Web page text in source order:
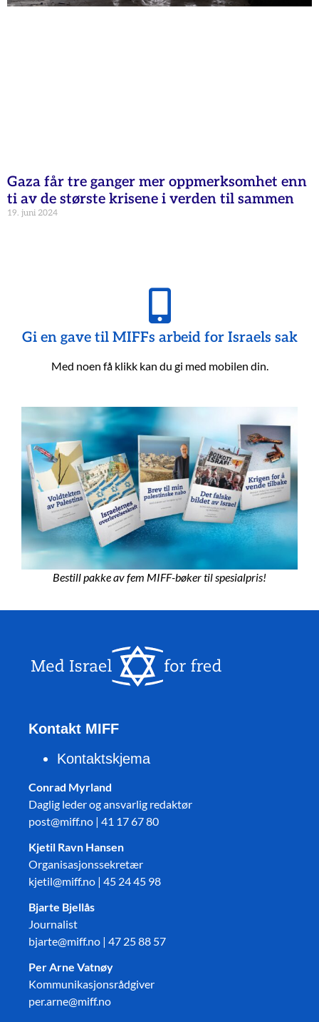
Gaza får tre ganger mer oppmerksomhet enn
ti av de største krisene i verden til sammen
19. juni 2024
Gi en gave til MIFFs arbeid for Israels sak
Med noen få klikk kan du gi med mobilen din.
Bestill pakke av fem MIFF-bøker til spesialpris!
Kontakt MIFF
Kontaktskjema
Conrad Myrland
Daglig leder og ansvarlig redaktør
post@miff.no | 41 17 67 80
Kjetil Ravn Hansen
Organisasjonssekretær
kjetil@miff.no | 45 24 45 98
Bjarte Bjellås
Journalist
bjarte@miff.no | 47 25 88 57
Per Arne Vatnøy
Kommunikasjonsrådgiver
per.arne@miff.no